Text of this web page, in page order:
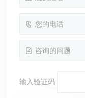
输入验证码